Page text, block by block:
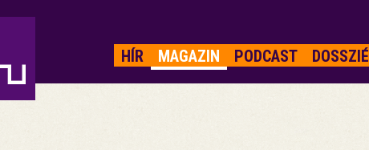
HÍR MAGAZIN PODCAST DOSSZIÉ